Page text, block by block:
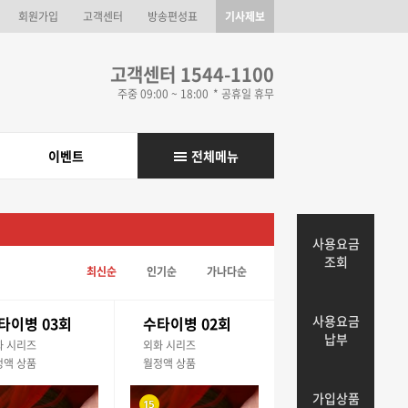
고객센터 1544-1100
주중 09:00 ~ 18:00 * 공휴일 휴무
회원가입 고객센터 방송편성표 기사제보
이벤트 전체메뉴
최신순 인기순 가나다순
이병 03회
시리즈
액 상품
수타이병 02회
외화 시리즈
월정액 상품
사용요금
조회
사용요금
납부
가입상품